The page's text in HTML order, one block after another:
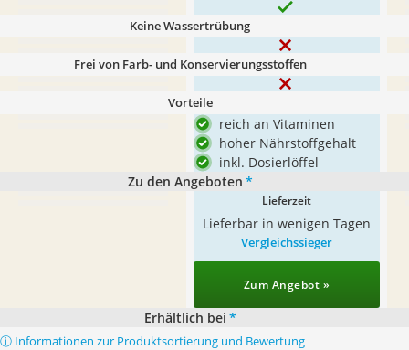
Keine Wassertrübung
Frei von Farb- und Konservierungsstoffen
Vorteile
reich an Vitaminen
hoher Nährstoffgehalt
inkl. Dosierlöffel
Zu den Angeboten *
Lieferzeit
Lieferbar in wenigen Tagen
Vergleichssieger
Zum Angebot »
Erhältlich bei *
ⓘ Informationen zur Produktsortierung und Bewertung